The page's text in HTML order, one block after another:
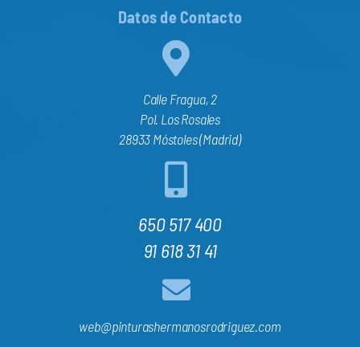
Datos de Contacto
Calle Fragua, 2
Pol. Los Rosales
28933 Móstoles (Madrid)
650 517 400
91 618 31 41
web@pinturashermanosrodriguez.com